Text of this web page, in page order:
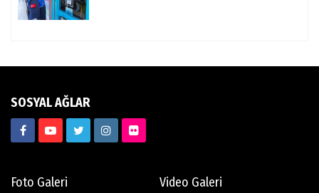
SOSYAL AĞLAR
Foto Galeri
Video Galeri